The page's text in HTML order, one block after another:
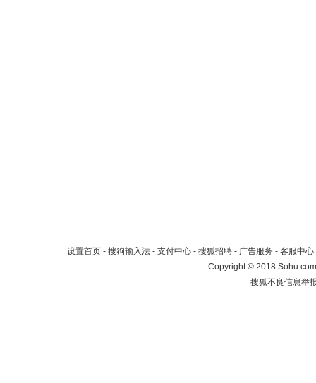
设置首页 - 搜狗输入法 - 支付中心 - 搜狐招聘 - 广告服务 - 客服中心
Copyright©2018
搜狐不良信息举